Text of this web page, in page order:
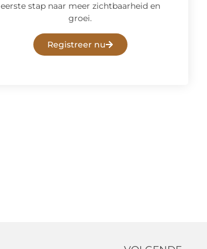
eerste stap naar meer zichtbaarheid en
groei.
Registreer nu